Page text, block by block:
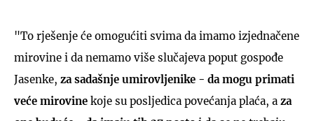
"To rješenje će omogućiti svima da imamo izjednačene
mirovine i da nemamo više slučajeva poput gospođe
Jasenke, za sadašnje umirovljenike - da mogu primati
veće mirovine koje su posljedica povećanja plaća, a za